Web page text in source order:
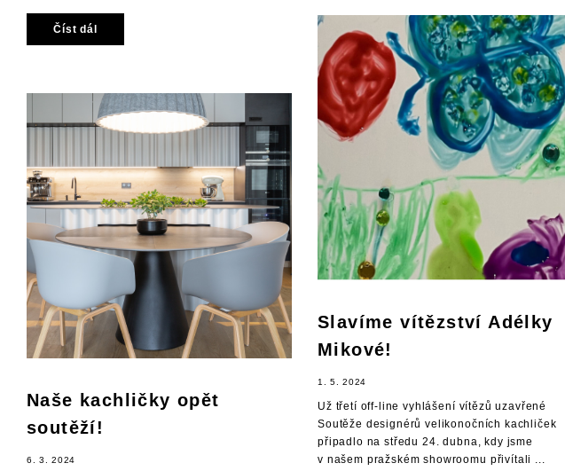
Číst dál
Slavíme vítězství Adélky
Mikové!
1. 5. 2024
Už třetí off-line vyhlášení vítězů uzavřené
Soutěže designérů velikonočních kachliček
připadlo na středu 24. dubna, kdy jsme
v našem pražském showroomu přivítali ...
Naše kachličky opět
soutěží!
6. 3. 2024